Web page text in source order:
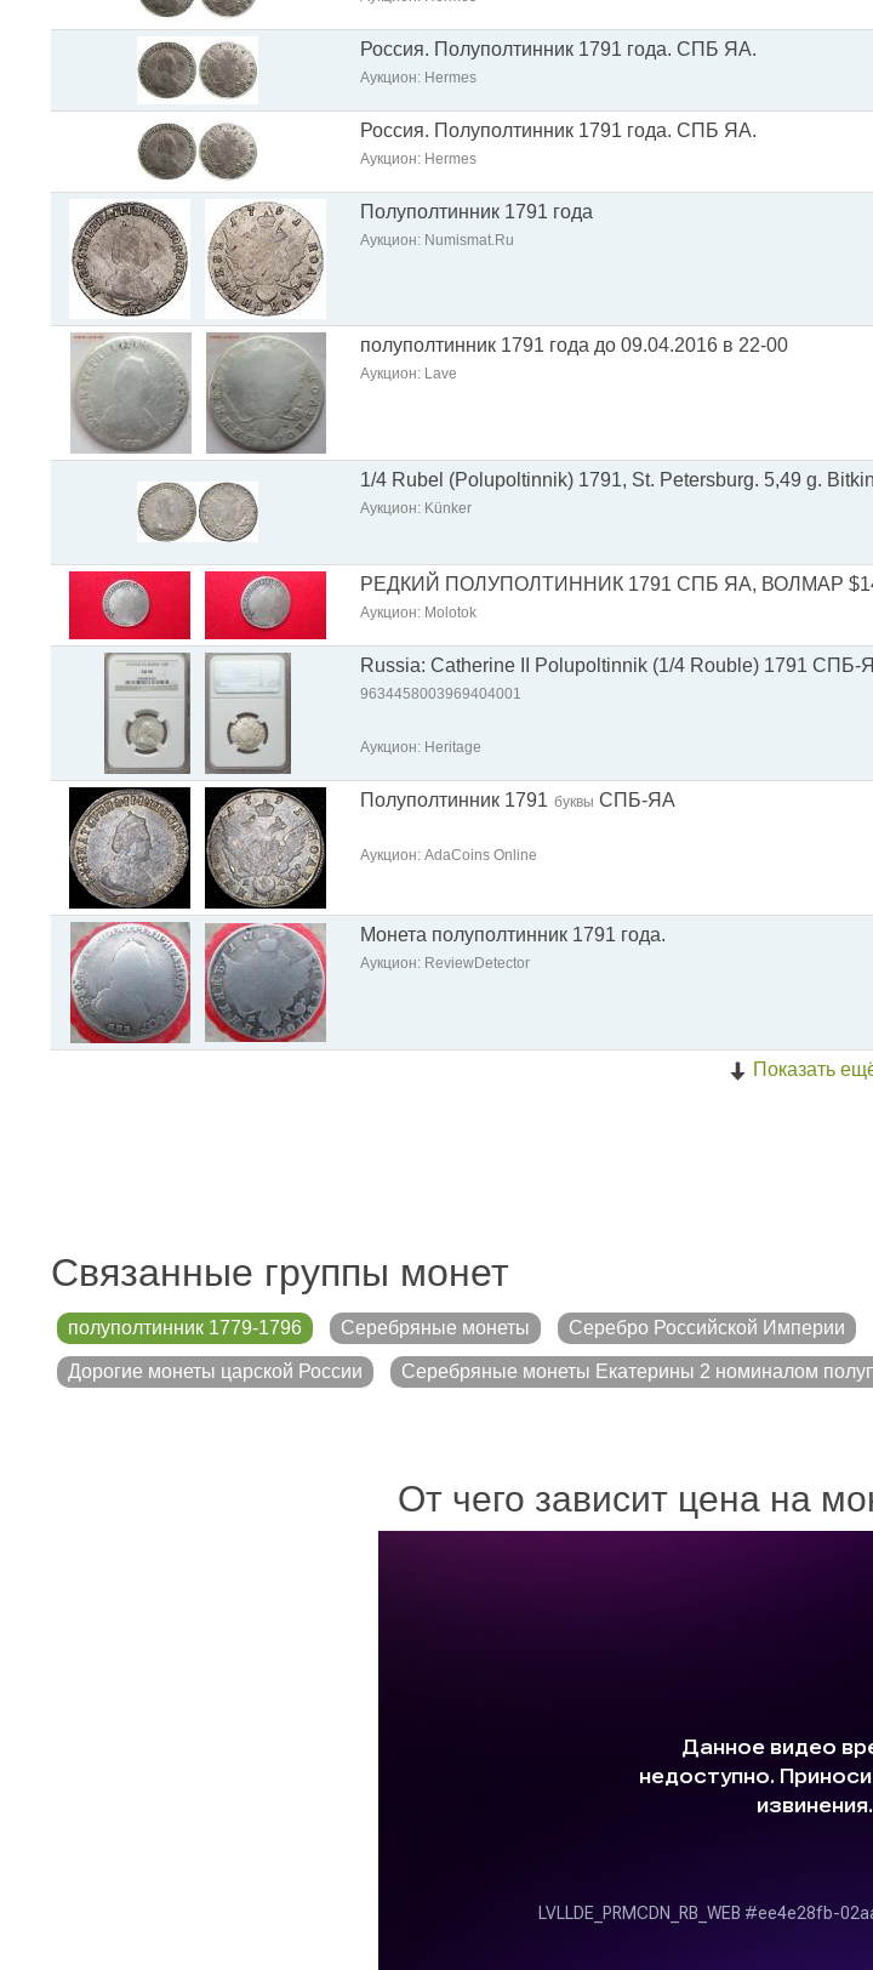
Россия. Полуполтинник 1791 года. СПБ ЯА.
Аукцион: Hermes
Россия. Полуполтинник 1791 года. СПБ ЯА.
Аукцион: Hermes
Полуполтинник 1791 года
Аукцион: Numismat.Ru
полуполтинник 1791 года до 09.04.2016 в 22-00
Аукцион: Lave
1/4 Rubel (Polupoltinnik) 1791, St. Petersburg. 5,49 g.
Аукцион: Künker
РЕДКИЙ ПОЛУПОЛТИННИК 1791 СПБ ЯА, ВОЛМАР
Аукцион: Molotok
Russia: Catherine II Polupoltinnik (1/4 Rouble) 1791 CПБ-
9634458003969404001
Аукцион: Heritage
Полуполтинник 1791 буквы СПБ-ЯА
Аукцион: AdaCoins Online
Монета полуполтинник 1791 года.
Аукцион: ReviewDetector
Показать
Связанные группы монет
полуполтинник 1779-1796 Серебряные монеты Серебро Российской Империи
Дорогие монеты царской России Серебряные монеты Екатерины 2 номиналом
От чего зависит цена на